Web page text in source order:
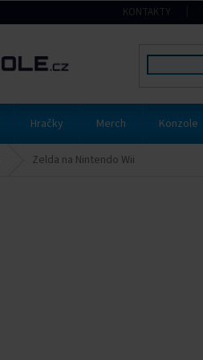
KONTAKTY
Hračky Merch Konzole
Zelda na Nintendo Wii